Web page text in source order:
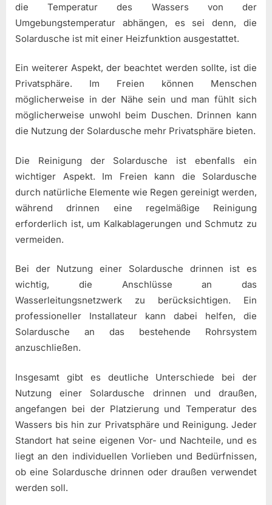
die Temperatur des Wassers von der
Umgebungstemperatur abhängen, es sei denn, die
Solardusche ist mit einer Heizfunktion ausgestattet.
Ein weiterer Aspekt, der beachtet werden sollte, ist die
Privatsphäre. Im Freien können Menschen
möglicherweise in der Nähe sein und man fühlt sich
möglicherweise unwohl beim Duschen. Drinnen kann
die Nutzung der Solardusche mehr Privatsphäre bieten.
Die Reinigung der Solardusche ist ebenfalls ein
wichtiger Aspekt. Im Freien kann die Solardusche
durch natürliche Elemente wie Regen gereinigt werden,
während drinnen eine regelmäßige Reinigung
erforderlich ist, um Kalkablagerungen und Schmutz zu
vermeiden.
Bei der Nutzung einer Solardusche drinnen ist es
wichtig, die Anschlüsse an das
Wasserleitungsnetzwerk zu berücksichtigen. Ein
professioneller Installateur kann dabei helfen, die
Solardusche an das bestehende Rohrsystem
anzuschließen.
Insgesamt gibt es deutliche Unterschiede bei der
Nutzung einer Solardusche drinnen und draußen,
angefangen bei der Platzierung und Temperatur des
Wassers bis hin zur Privatsphäre und Reinigung. Jeder
Standort hat seine eigenen Vor- und Nachteile, und es
liegt an den individuellen Vorlieben und Bedürfnissen,
ob eine Solardusche drinnen oder draußen verwendet
werden soll.